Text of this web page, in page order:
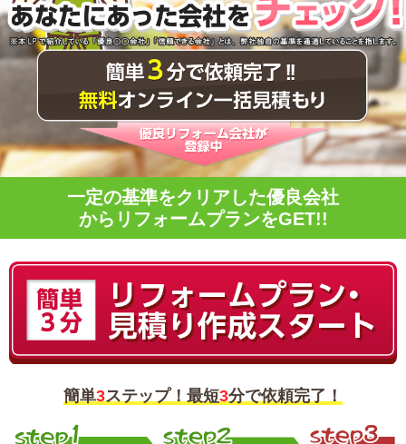
一定の基準をクリアした優良会社
からリフォームプランをGET!!
簡単3ステップ！最短3分で依頼完了！